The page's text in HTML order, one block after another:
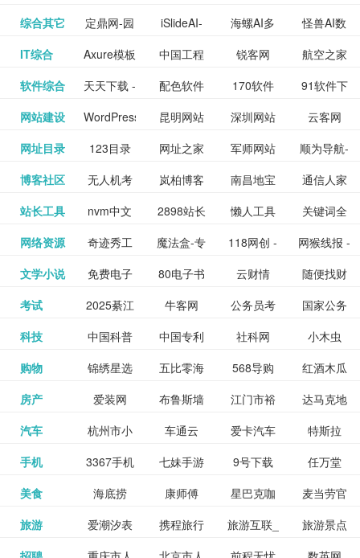
全 频
包括上映
影片的影
讯查询及
购票服
务。你可
和看过的
电影电视
剧，顺便
打分、写
_www.sanmao.com.cn_
素材免费
图库
nas论
坛|nas1.cn|nas1|nas
流社区
文写作-AI
毕业设计-
PPT模板
生成
作 - 国内
领先的AI
图片、文
案创作平
讯飞星火-
懂我的AI
助手
更多>>
综合其它 定鼎网-园
林景观建
筑室内设
iSlideAI-
一键生成
PPT模板
海螺AI多
模态大语
言模型
怪兽AI数
字人
九章开物 更多>>
IT综合 Axure模板
网
中国工程
科技知识
中心
锐客网
航空之家
牛品汇
更多>>
软件综合 天天下载 -
绿色精品
软件应用
配色软件
园
170软件
下载站
91软件下
载
yx12345
下载站
更多>>
网站建设 WordPress
主题模板
下载_爱主
昆明网站
建设
深圳网站
建设
云客网
SEO众包
服务平台
深圳网站
建设
更多>>
网址目录 123目录
网
网址之家 军师网站
目录网址
大全
顺为导航-
办公运营
工具导航
易推分类
目录网
更多>>
博客社区 无人机考
证资讯网
岚柏博客 南昌地宝
网_南昌论
坛
通信人家
园
精易论坛 更多>>
站长工具 nvm中文
网
2898站长
资源平台
懒人工具 关键词全
网指数查
询
SEO工具
- 站长之家
更多>>
网络资源 奇迹秀工
具箱-设计
师必备设
辅助神器
魔法盒-专
业的游戏
动画特效
118网创 -
创业项目
资源分享
网猴线报 -
一个简单
且纯粹的
网站
线报酷 -
专注线报
活动
更多>>
文学小说 免费电子
书下载
网,txt小说
完结txt小
说-书本网
80电子书
_八零电子
书_80txt_
云财情 随便找财
经网
钱如故 更多>>
考试 2025綦江
区中考志
愿填报系
牛客网 公务员考
试-中公教
育网
国家公务
员局
公务员考
试信息网
更多>>
科技 中国科普
博览
中国专利
信息网
社科网
小木虫
中国科学
院
更多>>
购物 锦绣星选
海淘
五比零海
淘网
568导购
网
红酒木瓜
靓汤官网
淘宝 更多>>
房产 爱装网 布鲁斯墙
纸
江门市裕
华墙纸
达马克地
产
格莱美墙
纸
更多>>
汽车 杭州市小
客车总量
调控管理
车通云 爱卡汽车
导购
特斯拉
百度有驾
网
更多>>
手机 3367手机
游戏
七妹手游 9号下载
任万堂
游戏邦
更多>>
美食 海底捞 康师傅 星巴克咖
啡
麦当劳官
网
心食谱网 更多>>
旅游 爱潮汐表 携程旅行 旅游互联_ 旅游景点
北京旅游 更多>>